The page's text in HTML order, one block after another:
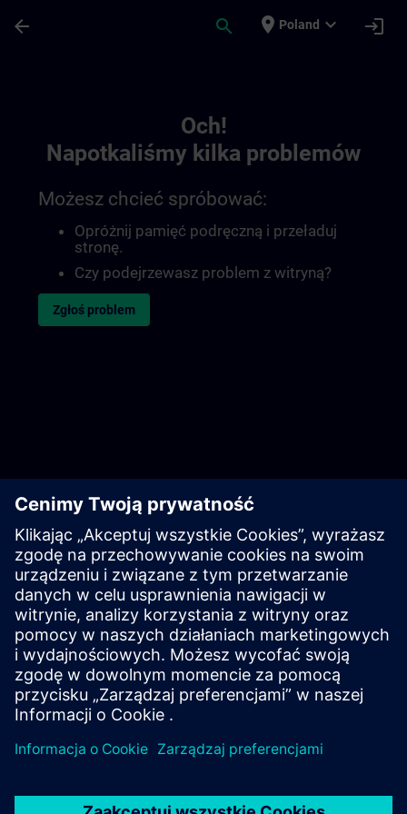
arrow_back search place Poland expand_more login
Och!
Napotkaliśmy kilka problemów
Możesz chcieć spróbować:
Opróżnij pamięć podręczną i przeładuj
stronę.
Czy podejrzewasz problem z witryną?
Zgłoś problem